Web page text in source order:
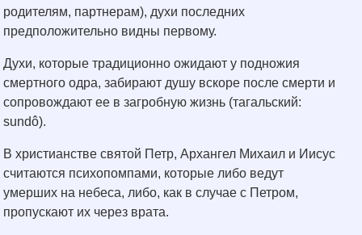
родителям, партнерам), духи последних
предположительно видны первому.
Духи, которые традиционно ожидают у подножия
смертного одра, забирают душу вскоре после смерти и
сопровождают ее в загробную жизнь (тагальский:
sundô).
В христианстве святой Петр, Архангел Михаил и Иисус
считаются психопомпами, которые либо ведут
умерших на небеса, либо, как в случае с Петром,
пропускают их через врата.